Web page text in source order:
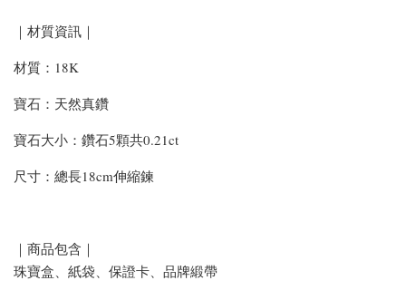
｜材質資訊｜
材質：18K
寶石：天然真鑽
寶石大小：鑽石5顆共0.21ct
尺寸：總長18cm伸縮鍊
｜商品包含｜
珠寶盒、紙袋、保證卡、品牌緞帶